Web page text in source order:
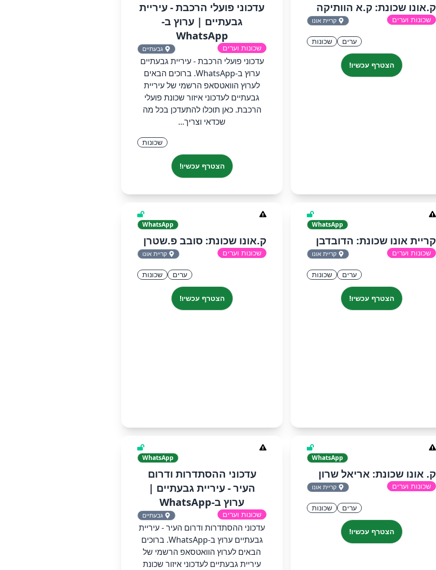
ק.אונו שכונת: ק.א הוותיקה
שכונות וערים קריית אונו
ערים שכונות
הצטרף עכשיו!
‏‏עדכוני פועלי הרכבת - עיריית
גבעתיים‏ | ערוץ ב-
WhatsApp
שכונות וערים גבעתיים
‏‏עדכוני פועלי הרכבת - עיריית גבעתיים‏
ערוץ ב-WhatsApp.‏ ‏ברוכים הבאים
לערוץ הוואטסאפ הרשמי של עיריית
גבעתיים לעדכוני איזור שכונת פועלי
הרכבת. כאן תוכלו להתעדכן בכל מה
שכדאי וצריך...
שכונות
הצטרף עכשיו!
WhatsApp
קריית אונו שכונת: הדובדבן
שכונות וערים קריית אונו
ערים שכונות
הצטרף עכשיו!
WhatsApp
ק.אונו שכונת: סובב פ.שטרן
שכונות וערים קריית אונו
ערים שכונות
הצטרף עכשיו!
WhatsApp
ק. אונו שכונת: אריאל שרון
שכונות וערים קריית אונו
ערים שכונות
הצטרף עכשיו!
WhatsApp
‏‏עדכוני ההסתדרות ודרום
העיר - עיריית גבעתיים‏ |
ערוץ ב-WhatsApp
שכונות וערים גבעתיים
‏‏עדכוני ההסתדרות ודרום העיר - עיריית
גבעתיים‏ ערוץ ב-WhatsApp.‏ ‏ברוכים
הבאים לערוץ הוואטסאפ הרשמי של
עיריית גבעתיים לעדכוני איזור שכונת